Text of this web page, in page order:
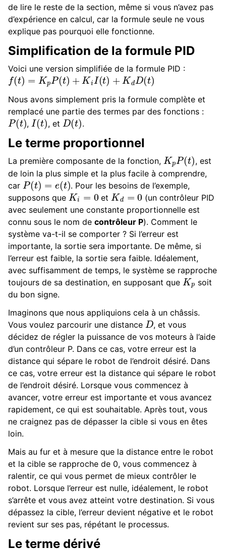
de lire le reste de la section, même si vous n’avez pas
d’expérience en calcul, car la formule seule ne vous
explique pas pourquoi elle fonctionne.
Simplification de la formule PID
Voici une version simplifiée de la formule PID :
f(t)= KpP(t)+Ki I(t)+KdD (t)
Nous avons simplement pris la formule complète et
remplacé une partie des termes par des fonctions :
P(t) , I(t) , et D(t) .
Le terme proportionnel
La première composante de la fonction, Kp P(t) , est
de loin la plus simple et la plus facile à comprendre,
car P(t)=e(t)
. Pour les besoins de l’exemple,
supposons que Ki =0 et Kd=0
(un contrôleur PID
avec seulement une constante proportionnelle est
connu sous le nom de contrôleur P). Comment le
système va-t-il se comporter ? Si l’erreur est
importante, la sortie sera importante. De même, si
l’erreur est faible, la sortie sera faible. Idéalement,
avec suffisamment de temps, le système se rapproche
toujours de sa destination, en supposant que Kp soit
du bon signe.
Imaginons que nous appliquions cela à un châssis.
Vous voulez parcourir une distance D, et vous
décidez de régler la puissance de vos moteurs à l’aide
d’un contrôleur P. Dans ce cas, votre erreur est la
distance qui sépare le robot de l’endroit désiré. Dans
ce cas, votre erreur est la distance qui sépare le robot
de l’endroit désiré. Lorsque vous commencez à
avancer, votre erreur est importante et vous avancez
rapidement, ce qui est souhaitable. Après tout, vous
ne craignez pas de dépasser la cible si vous en êtes
loin.
Mais au fur et à mesure que la distance entre le robot
et la cible se rapproche de 0, vous commencez à
ralentir, ce qui vous permet de mieux contrôler le
robot. Lorsque l’erreur est nulle, idéalement, le robot
s’arrête et vous avez atteint votre destination. Si vous
dépassez la cible, l’erreur devient négative et le robot
revient sur ses pas, répétant le processus.
Le terme dérivé